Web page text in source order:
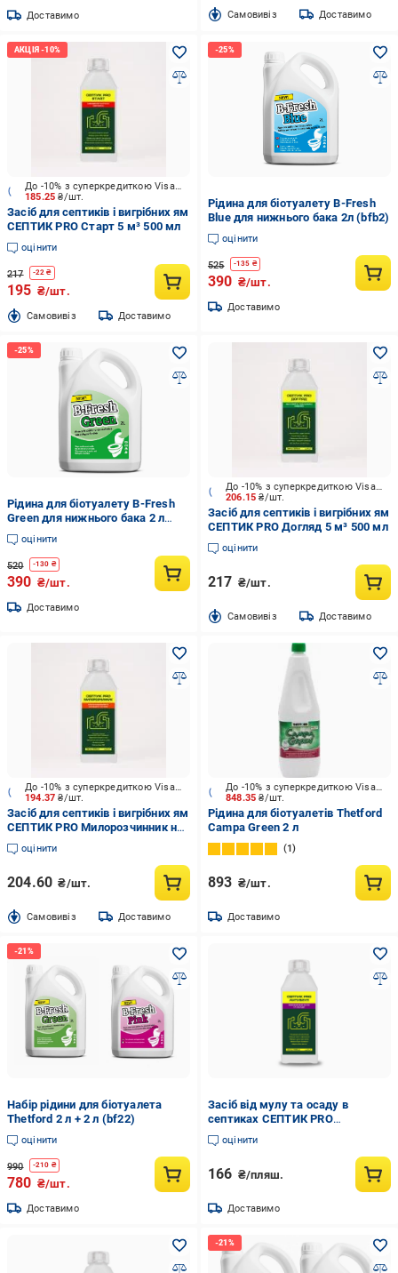
Доставимо Cамовивіз Доставимо
185.25₴/шт.
До -10% з суперкредиткою Visa Вигода
Засіб для септиків і вигрібних ям
СЕПТИК PRO Старт 5 м³ 500 мл
оцінити
217 -22 ₴
195 ₴/шт.
Cамовивіз Доставимо
Рідина для біотуалету B-Fresh
Blue для нижнього бака 2л (bfb2)
оцінити
525 -135 ₴
390 ₴/шт.
Доставимо
Рідина для біотуалету B-Fresh
Green для нижнього бака 2 л
(bfg2)
оцінити
520 -130 ₴
390 ₴/шт.
Доставимо
206.15₴/шт.
До -10% з суперкредиткою Visa Вигода
Засіб для септиків і вигрібних ям
СЕПТИК PRO Догляд 5 м³ 500 мл
оцінити
217 ₴/шт.
Cамовивіз Доставимо
194.37₴/шт.
До -10% з суперкредиткою Visa Вигода
Засіб для септиків і вигрібних ям
СЕПТИК PRO Милорозчинник на
5 м³ 0,5 л
оцінити
204.60 ₴/шт.
Cамовивіз Доставимо
848.35₴/шт.
До -10% з суперкредиткою Visa Вигода
Рідина для біотуалетів Thetford
Campa Green 2 л
1
893 ₴/шт.
Доставимо
Набір рідини для біотуалета
Thetford 2 л + 2 л (bf22)
оцінити
990 -210 ₴
780 ₴/шт.
Доставимо
Засіб від мулу та осаду в
септиках СЕПТИК PRO
АНТИМУЛ 0,5 л (35262993)
оцінити
166 ₴/пляш.
Доставимо